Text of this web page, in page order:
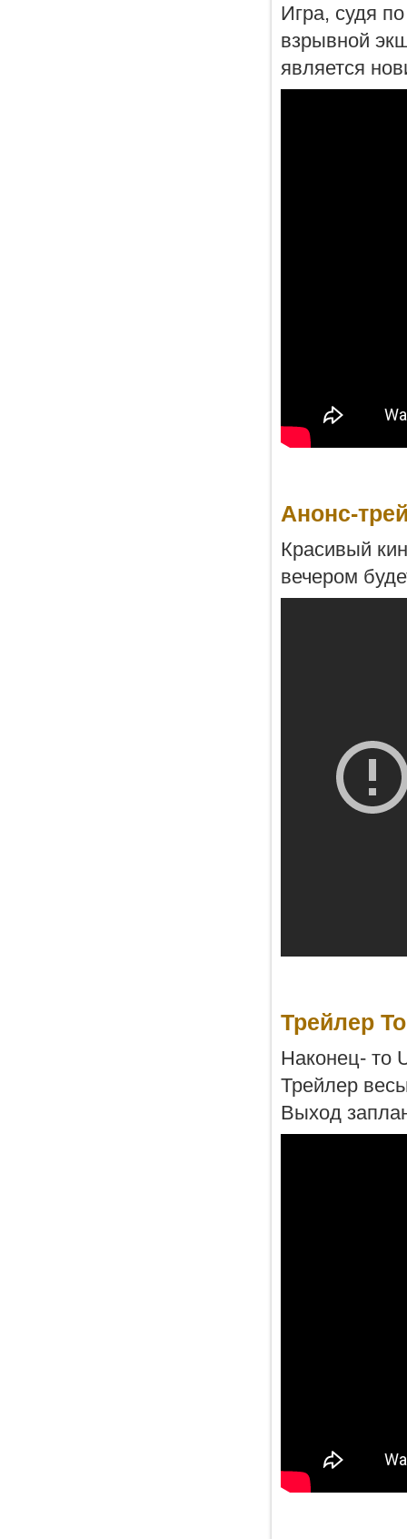
Игра, судя
взрывной
является
Анонс-
Красивый
вечером
Трейлер
Наконец- то
Трейлер
Выход